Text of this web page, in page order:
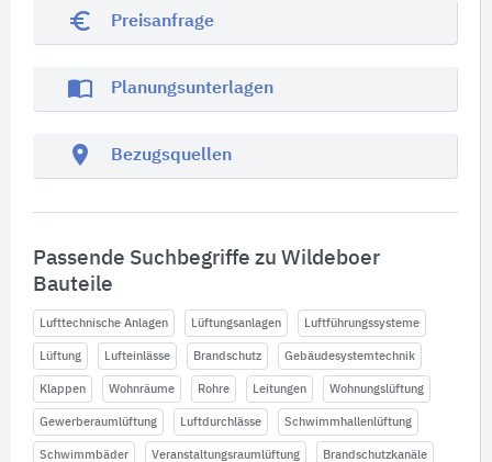
euro_symbol Preisanfrage
import_contacts Planungsunterlagen
location_on Bezugsquellen
Passende Suchbegriffe zu Wildeboer
Bauteile
Lufttechnische Anlagen Lüftungsanlagen Luftführungssysteme
Lüftung Lufteinlässe Brandschutz Gebäudesystemtechnik
Klappen Wohnräume Rohre Leitungen Wohnungslüftung
Gewerberaumlüftung Luftdurchlässe Schwimmhallenlüftung
Schwimmbäder Veranstaltungsraumlüftung Brandschutzkanäle